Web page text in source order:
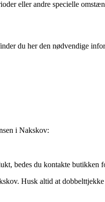
eller andre specielle
du her den nødvendige
i Nakskov:
bedes du kontakte butikken
Husk altid at